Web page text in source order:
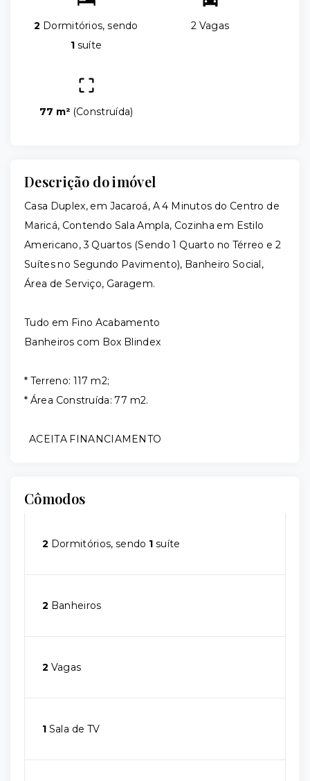
2 Dormitórios, sendo
1 suíte
2 Vagas
77 m² (Construída)
Descrição do imóvel
Casa Duplex, em Jacaroá, A 4 Minutos do Centro de
Maricá, Contendo Sala Ampla, Cozinha em Estilo
Americano, 3 Quartos (Sendo 1 Quarto no Térreo e 2
Suítes no Segundo Pavimento), Banheiro Social,
Área de Serviço, Garagem.
Tudo em Fino Acabamento
Banheiros com Box Blindex
* Terreno: 117 m2;
* Área Construída: 77 m2.
ACEITA FINANCIAMENTO
Cômodos
2 Dormitórios, sendo 1 suíte
2 Banheiros
2 Vagas
1 Sala de TV